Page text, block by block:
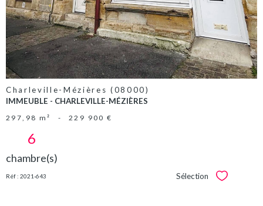
Charleville-Mézières (08000)
IMMEUBLE - CHARLEVILLE-MÉZIÈRES
297,98 m² - 229 900 €
6
chambre(s)
Réf : 2021-643 Sélection Sélectionner